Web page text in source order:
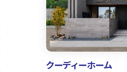
クーディーホーム